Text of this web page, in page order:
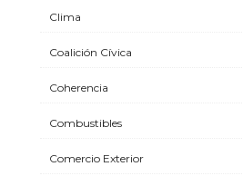
Clima
Coalición Cívica
Coherencia
Combustibles
Comercio Exterior